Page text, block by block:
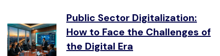
Public Sector Digitalization:
How to Face the Challenges of
the Digital Era